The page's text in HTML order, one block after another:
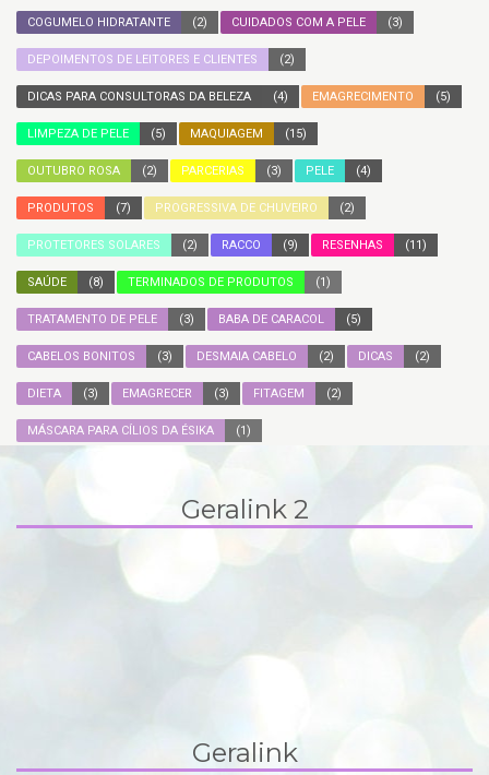
COGUMELO HIDRATANTE (2) CUIDADOS COM A PELE (3)
DEPOIMENTOS DE LEITORES E CLIENTES (2)
DICAS PARA CONSULTORAS DA BELEZA (4) EMAGRECIMENTO (5)
LIMPEZA DE PELE (5) MAQUIAGEM (15)
OUTUBRO ROSA (2) PARCERIAS (3) PELE (4)
PRODUTOS (7) PROGRESSIVA DE CHUVEIRO (2)
PROTETORES SOLARES (2) RACCO (9) RESENHAS (11)
SAÚDE (8) TERMINADOS DE PRODUTOS (1)
TRATAMENTO DE PELE (3) BABA DE CARACOL (5)
CABELOS BONITOS (3) DESMAIA CABELO (2) DICAS (2)
DIETA (3) EMAGRECER (3) FITAGEM (2)
MÁSCARA PARA CÍLIOS DA ÉSIKA (1)
Geralink 2
Geralink